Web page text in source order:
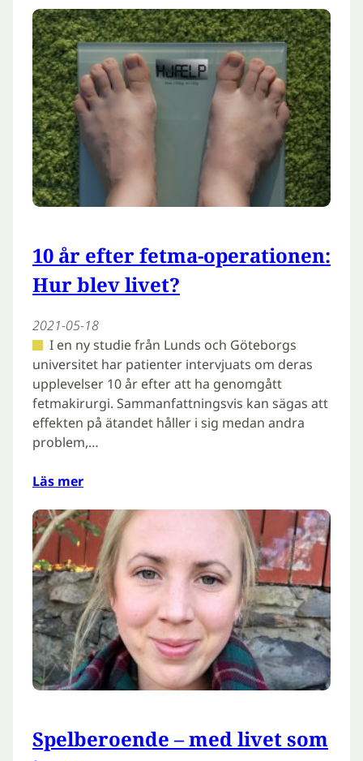
10 år efter fetma-operationen:
Hur blev livet?
2021-05-18
I en ny studie från Lunds och Göteborgs
universitet har patienter intervjuats om deras
upplevelser 10 år efter att ha genomgått
fetmakirurgi. Sammanfattningsvis kan sägas att
effekten på ätandet håller i sig medan andra
problem,…
Läs mer
Spelberoende – med livet som